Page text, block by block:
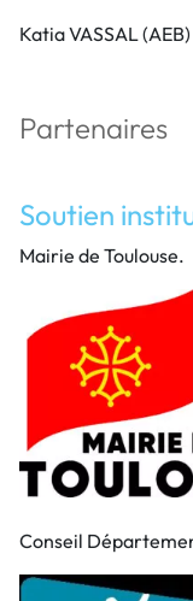
Katia VASSAL (AEB)
Partenaires
Soutien
Mairie de Toulouse.
Conseil